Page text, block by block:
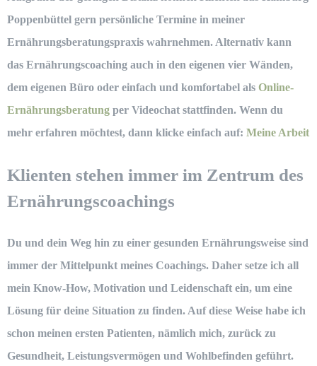
Poppenbüttel gern persönliche Termine in meiner
Ernährungsberatungspraxis wahrnehmen. Alternativ kann
das Ernährungscoaching auch in den eigenen vier Wänden,
dem eigenen Büro oder einfach und komfortabel als Online-
Ernährungsberatung per Videochat stattfinden. Wenn du
mehr erfahren möchtest, dann klicke einfach auf: Meine Arbeit
Klienten stehen immer im Zentrum des
Ernährungscoachings
Du und dein Weg hin zu einer gesunden Ernährungsweise sind
immer der Mittelpunkt meines Coachings. Daher setze ich all
mein Know-How, Motivation und Leidenschaft ein, um eine
Lösung für deine Situation zu finden. Auf diese Weise habe ich
schon meinen ersten Patienten, nämlich mich, zurück zu
Gesundheit, Leistungsvermögen und Wohlbefinden geführt.